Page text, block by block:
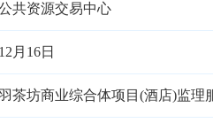
共资源交易中心
月16日
茶坊商业综合体项目(酒店)监理